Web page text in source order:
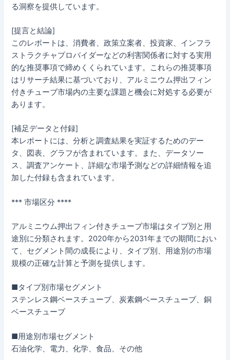
る洞察を提供しています。
[提言と結論]
このレポートは、消費者、政策立案者、投資家、インフラ
ストラクチャプロバイダーなどの利害関係者に対する実用
的な推奨事項で締めくくられています。これらの推奨事項
はリサーチ結果に基づいており、アルミニウム押出フィン
付きチューブ市場内の主要な課題と機会に対処する必要が
あります。
[補足データと付録]
本レポートには、分析と調査結果を実証するためのデー
タ、図表、グラフが含まれています。また、データソー
ス、調査アンケート、詳細な市場予測などの詳細情報を追
加した付録も含まれています。
*** 市場区分 ****
アルミニウム押出フィン付きチューブ市場はタイプ別と用
途別に分類されます。2020年から2031年までの期間におい
て、セグメント間の成長により、タイプ別、用途別の市場
規模の正確な計算と予測を提供します。
■タイプ別市場セグメント
ステンレス鋼ベースチューブ、炭素鋼ベースチューブ、銅
ベースチューブ
■用途別市場セグメント
石油化学、電力、化学、食品、その他